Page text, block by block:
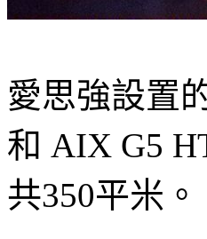
愛思強設置
和 AIX G5
共350平米。